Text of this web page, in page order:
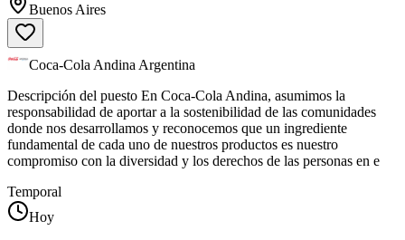
Buenos Aires
Coca-Cola Andina Argentina
Descripción del puesto En Coca-Cola Andina, asumimos la
responsabilidad de aportar a la sostenibilidad de las comunidades
donde nos desarrollamos y reconocemos que un ingrediente
fundamental de cada uno de nuestros productos es nuestro
compromiso con la diversidad y los derechos de las personas en e
Temporal
Hoy